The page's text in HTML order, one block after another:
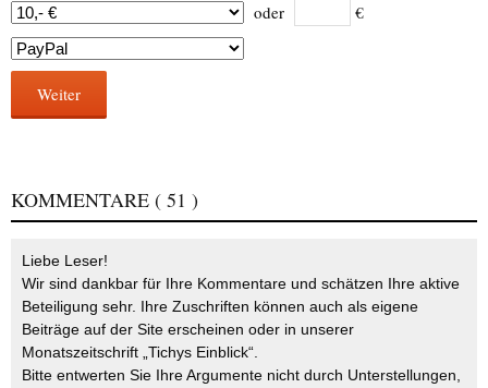
oder €
Weiter
KOMMENTARE ( 51 )
Liebe Leser!
Wir sind dankbar für Ihre Kommentare und schätzen Ihre aktive
Beteiligung sehr. Ihre Zuschriften können auch als eigene
Beiträge auf der Site erscheinen oder in unserer
Monatszeitschrift „Tichys Einblick“.
Bitte entwerten Sie Ihre Argumente nicht durch Unterstellungen,